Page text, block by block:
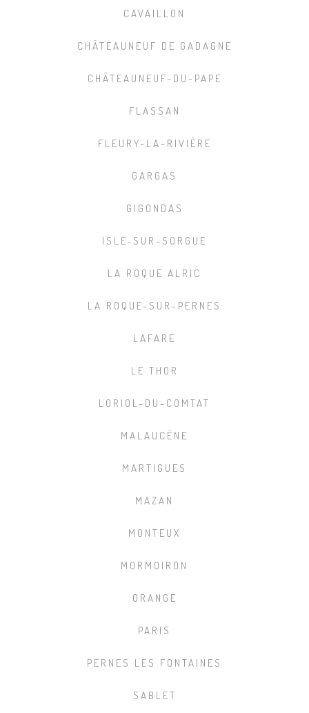
CAVAILLON
CHÂTEAUNEUF DE GADAGNE
CHÂTEAUNEUF-DU-PAPE
FLASSAN
FLEURY-LA-RIVIÈRE
GARGAS
GIGONDAS
ISLE-SUR-SORGUE
LA ROQUE ALRIC
LA ROQUE-SUR-PERNES
LAFARE
LE THOR
LORIOL-DU-COMTAT
MALAUCÈNE
MARTIGUES
MAZAN
MONTEUX
MORMOIRON
ORANGE
PARIS
PERNES LES FONTAINES
SABLET